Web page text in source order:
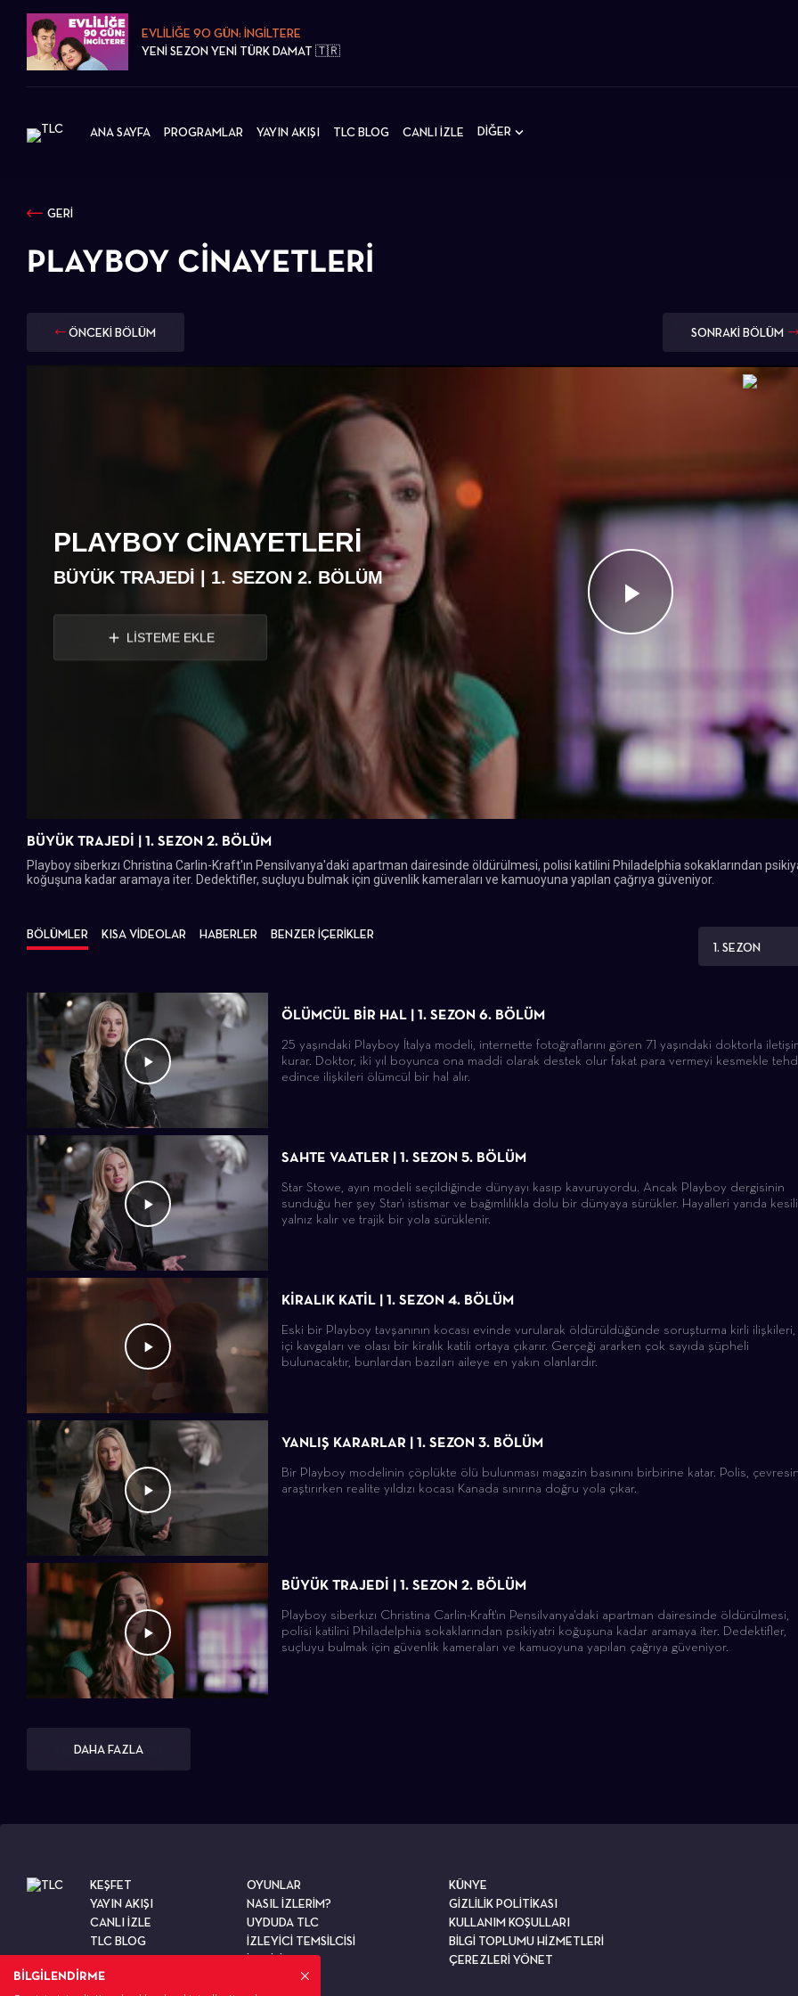
EVLİLİĞE 90 GÜN: İNGİLTERE
YENİ SEZON YENİ TÜRK DAMAT 🇹🇷
ANA SAYFA PROGRAMLAR YAYIN AKIŞI TLC BLOG CANLI İZLE DİĞER
GERİ
PLAYBOY CINAYETLERI
ÖNCEKİ BÖLÜM SONRAKİ BÖLÜM
Videoyu
Oynat
PLAYBOY CINAYETLERI
BÜYÜK TRAJEDİ | 1. SEZON 2. BÖLÜM
LİSTEME EKLE
BÜYÜK TRAJEDİ | 1. SEZON 2. BÖLÜM
Playboy siberkızı Christina Carlin-Kraft'ın Pensilvanya'daki apartman dairesinde öldürülmesi, polisi katilini Philadelphia sokaklarından
koğuşuna kadar aramaya iter. Dedektifler, suçluyu bulmak için güvenlik kameraları ve kamuoyuna yapılan çağrıya güveniyor.
BÖLÜMLER KISA VİDEOLAR HABERLER
BENZER İÇERİKLER
1. SEZON
ÖLÜMCÜL BİR HAL | 1. SEZON 6. BÖLÜM
25 yaşındaki Playboy İtalya modeli, internette fotoğraflarını gören 71 yaşındaki doktorla
kurar. Doktor, iki yıl boyunca ona maddi olarak destek olur fakat para vermeyi kesmekle
edince ilişkileri ölümcül bir hal alır.
SAHTE VAATLER | 1. SEZON 5. BÖLÜM
Star Stowe, ayın modeli seçildiğinde dünyayı kasıp kavuruyordu. Ancak Playboy dergisinin
sunduğu her şey Star'ı istismar ve bağımlılıkla dolu bir dünyaya sürükler. Hayalleri yarıda
yalnız kalır ve trajik bir yola sürüklenir.
KİRALIK KATİL | 1. SEZON 4. BÖLÜM
Eski bir Playboy tavşanının kocası evinde vurularak öldürüldüğünde soruşturma kirli ilişkileri,
içi kavgaları ve olası bir kiralık katili ortaya çıkarır. Gerçeği ararken çok sayıda şüpheli
bulunacaktır, bunlardan bazıları aileye en yakın olanlardır.
YANLIŞ KARARLAR | 1. SEZON 3. BÖLÜM
Bir Playboy modelinin çöplükte ölü bulunması magazin basınını birbirine katar. Polis,
araştırırken realite yıldızı kocası Kanada sınırına doğru yola çıkar.
BÜYÜK TRAJEDİ | 1. SEZON 2. BÖLÜM
Playboy siberkızı Christina Carlin-Kraft'ın Pensilvanya'daki apartman dairesinde öldürülmesi,
polisi katilini Philadelphia sokaklarından psikiyatri koğuşuna kadar aramaya iter. Dedektifler,
suçluyu bulmak için güvenlik kameraları ve kamuoyuna yapılan çağrıya güveniyor.
DAHA FAZLA
KEŞFET
YAYIN AKIŞI
CANLI İZLE
TLC BLOG
TESTLER
OYUNLAR
NASIL İZLERİM?
UYDUDA TLC
İZLEYİCİ TEMSİLCİSİ
İLETİŞİM
KÜNYE
GİZLİLİK POLİTİKASI
KULLANIM KOŞULLARI
BİLGİ TOPLUMU HİZMETLERİ
ÇEREZLERİ YÖNET
BİLGİLENDİRME